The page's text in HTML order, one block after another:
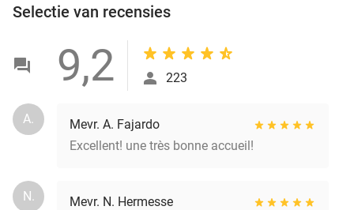
Selectie van recensies
9,2 223
A.
Mevr. A. Fajardo
Excellent! une très bonne accueil!
N.
Mevr. N. Hermesse